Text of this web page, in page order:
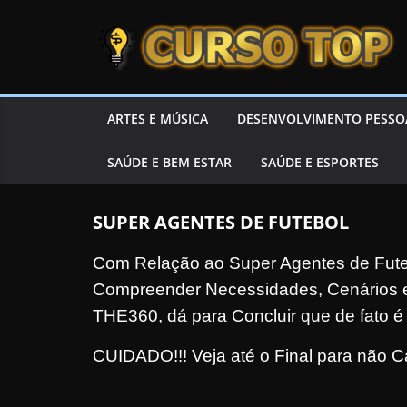
CURSOTOP
l
o
r
e
s
ARTES E MÚSICA DESENVOLVIMENTO
SAÚDE E BEM ESTAR SAÚDE E ESPORTES
SUPER AGENTES DE FUTEBOL
Com Relação ao Super Agentes de
Compreender Necessidades,
THE360, dá para Concluir que de fato
CUIDADO!!! Veja até o Final para não